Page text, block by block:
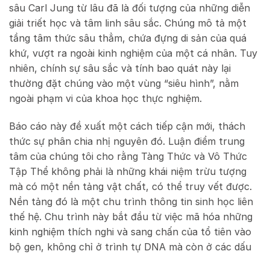
sâu Carl Jung từ lâu đã là đối tượng của những diễn
giải triết học và tâm linh sâu sắc. Chúng mô tả một
tầng tâm thức sâu thẳm, chứa đựng di sản của quá
khứ, vượt ra ngoài kinh nghiệm của một cá nhân. Tuy
nhiên, chính sự sâu sắc và tính bao quát này lại
thường đặt chúng vào một vùng “siêu hình”, nằm
ngoài phạm vi của khoa học thực nghiệm.
Báo cáo này đề xuất một cách tiếp cận mới, thách
thức sự phân chia nhị nguyên đó. Luận điểm trung
tâm của chúng tôi cho rằng Tàng Thức và Vô Thức
Tập Thể không phải là những khái niệm trừu tượng
mà có một nền tảng vật chất, có thể truy vết được.
Nền tảng đó là một chu trình thông tin sinh học liên
thế hệ. Chu trình này bắt đầu từ việc mã hóa những
kinh nghiệm thích nghi và sang chấn của tổ tiên vào
bộ gen, không chỉ ở trình tự DNA mà còn ở các dấu